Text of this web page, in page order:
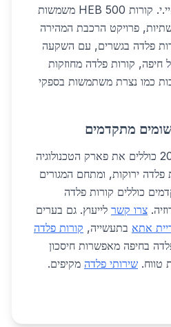
ונפט במפרץ, כמו בזן ובאיי.י. קורות HEB 500 משמשות
פרויקט הרכבת המהירה
פלדה בגשרים, עם השקעה
חיפה, קורות פלדה מחוזקות
כמו נצרת משתמשות בספקי
מתקדמים
פרויקטים מרכזיים ב-2026 כוללים את פארק הטכנולוגיה
ירוקות, ומתחם המגורים
כוללים קורות פלדה
צרו קשר לייעוץ. גם בערים
אתא בתעשייה, קורות פלדה
בחיפה מאפשרות חיסכון
שירותי פלדה מקיפים.